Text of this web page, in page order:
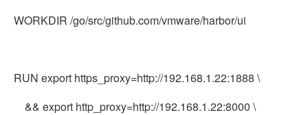
WORKDIR /go/src/github.com/vmware/harbor/ui
RUN export https_proxy=http://192.168.1.22:1888 \
&& export http_proxy=http://192.168.1.22:8000 \